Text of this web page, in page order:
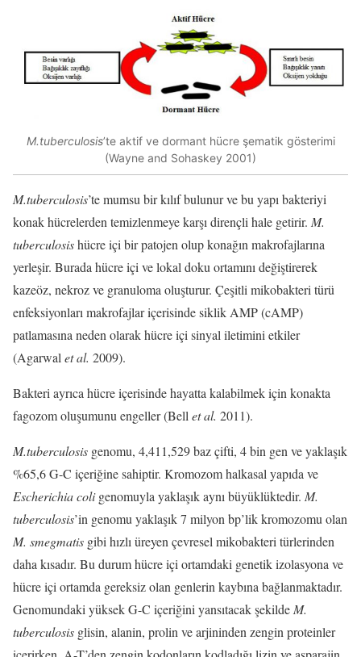
M.tuberculosis’te aktif ve dormant hücre şematik gösterimi
(Wayne and Sohaskey 2001)
M.tuberculosis’te mumsu bir kılıf bulunur ve bu yapı bakteriyi
konak hücrelerden temizlenmeye karşı dirençli hale getirir. M.
tuberculosishücre içi bir patojen olup konağın makrofajlarına
yerleşir. Burada hücre içi ve lokal doku ortamını değiştirerek
kazeöz, nekroz ve granuloma oluşturur. Çeşitli mikobakteri türü
enfeksiyonları makrofajlar içerisinde siklik AMP (cAMP)
patlamasına neden olarak hücre içi sinyal iletimini etkiler
(Agarwalet al. 2009).
Bakteri ayrıca hücre içerisinde hayatta kalabilmek için konakta
fagozom oluşumunu engeller (Bellet al. 2011).
M.tuberculosis genomu, 4,411,529 baz çifti, 4 bin gen ve yaklaşık
%65,6 G-C içeriğine sahiptir. Kromozom halkasal yapıda ve
Escherichia coligenomuyla yaklaşık aynı büyüklüktedir. M.
tuberculosis’in genomu yaklaşık 7 milyon bp’lik kromozomu olan
M. smegmatis gibi hızlı üreyen çevresel mikobakteri türlerinden
daha kısadır. Bu durum hücre içi ortamdaki genetik izolasyona ve
hücre içi ortamda gereksiz olan genlerin kaybına bağlanmaktadır.
Genomundaki yüksek G-C içeriğini yansıtacak şekildeM.
tuberculosis glisin, alanin, prolin ve arjininden zengin proteinler